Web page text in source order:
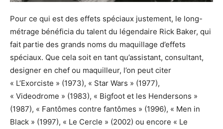
Pour ce qui est des effets spéciaux justement, le long-
métrage bénéficia du talent du légendaire Rick Baker, qui
fait partie des grands noms du maquillage d’effets
spéciaux. Que cela soit en tant qu’assistant, consultant,
designer en chef ou maquilleur, l’on peut citer
« L’Exorciste » (1973), « Star Wars » (1977),
« Videodrome » (1983), « Bigfoot et les Hendersons »
(1987), « Fantômes contre fantômes » (1996), « Men in
Black » (1997), « Le Cercle » (2002) ou encore « Le